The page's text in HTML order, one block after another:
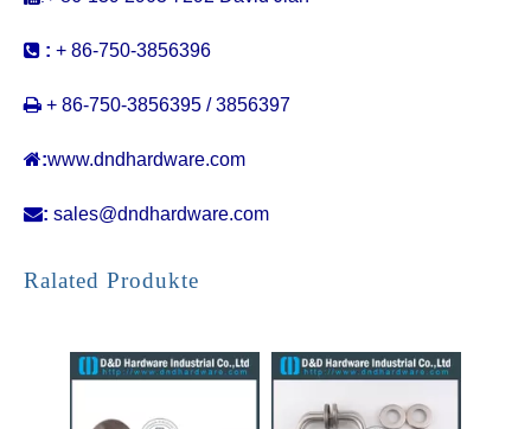
 : + 86-750-3856396
 + 86-750-3856395 / 3856397
:www.dndhardware.com
: sales@dndhardware.com
Ralated Produkte